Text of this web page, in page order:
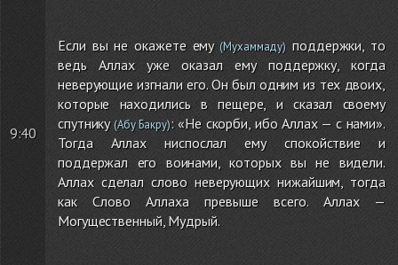
9:40
Если вы не окажете ему(Мухаммаду) поддержки, то
ведь Аллах уже оказал ему поддержку, когда
неверующие изгнали его. Он был одним из тех двоих,
которые находились в пещере, и сказал своему
спутнику(Абу Бакру): «Не скорби, ибо Аллах — с нами».
Тогда Аллах ниспослал ему спокойствие и
поддержал его воинами, которых вы не видели.
Аллах сделал слово неверующих нижайшим, тогда
как Слово Аллаха превыше всего. Аллах —
Могущественный, Мудрый.